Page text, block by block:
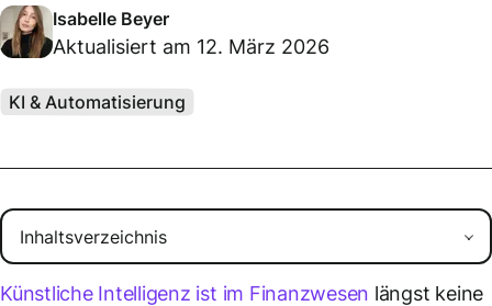
Isabelle Beyer
Aktualisiert am 12. März 2026
KI & Automatisierung
Künstliche Intelligenz ist im Finanzwesen längst keine